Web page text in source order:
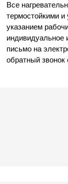
Все
термостойкими
указанием
индивидуальное
письмо на
обратный звонок